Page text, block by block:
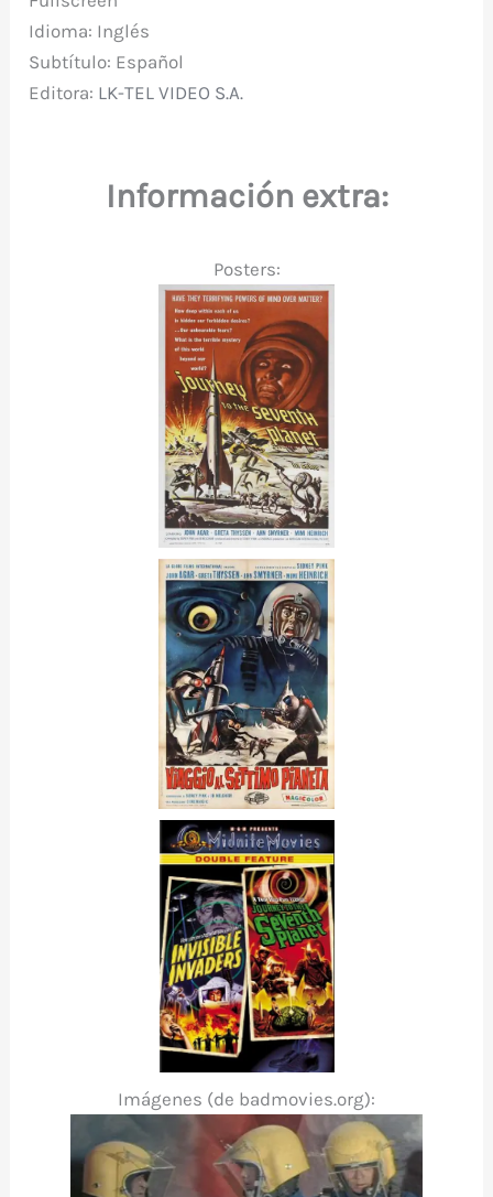
Idioma: Inglés
Subtítulo: Español
Editora: LK-TEL VIDEO S.A.
Información extra:
Posters:
Imágenes (de badmovies.org):